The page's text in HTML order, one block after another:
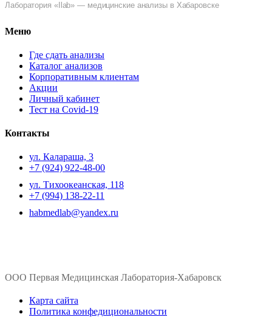
Лаборатория «Ilab» — медицинские анализы в Хабаровске
Меню
Где сдать анализы
Каталог анализов
Корпоративным клиентам
Акции
Личный кабинет
Тест на Covid-19
Контакты
ул. ​Калараша, 3
+7 (924) 922-48-00
ул. ​Тихоокеанская, 118
+7 (994) 138-22-11
habmedlab@yandex.ru
ООО Первая Медицинская Лаборатория-Хабаровск
Карта сайта
Политика конфедициональности